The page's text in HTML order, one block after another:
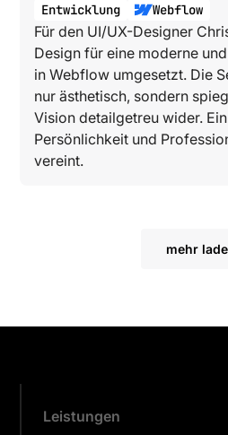
Entwicklung Webflow
Für den UI/UX-Designer
Design für eine moderne
in Webflow umgesetzt. Die
nur ästhetisch, sondern
Vision detailgetreu wider.
Persönlichkeit und
vereint.
mehr
Leistungen